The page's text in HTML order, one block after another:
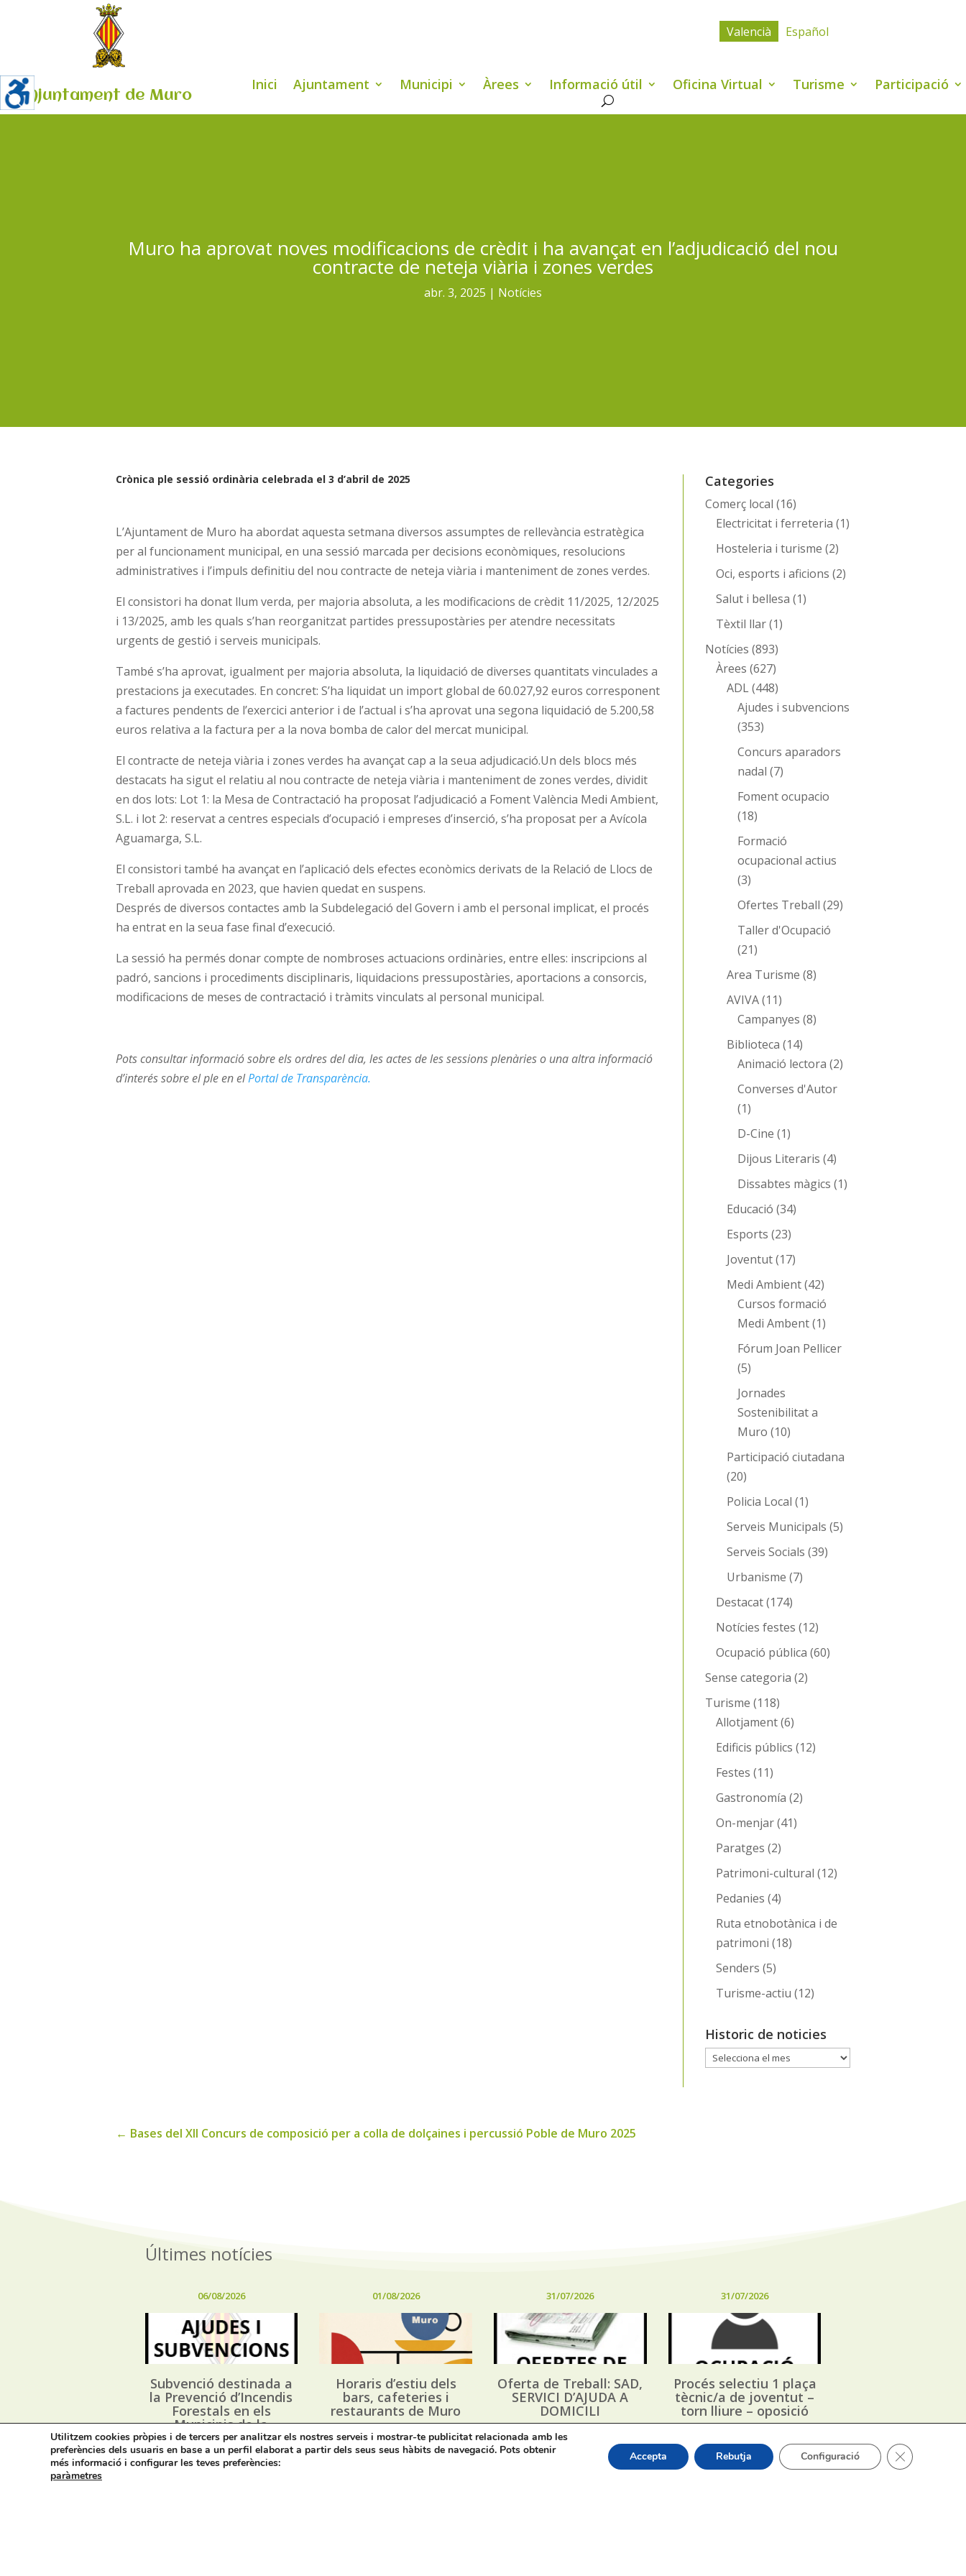
Ajuntament de Muro
Valencià Español
Inici Ajuntament Municipi Àrees Informació útil Oficina Virtual Turisme Participació
Muro ha aprovat noves modificacions de crèdit i ha avançat en l’adjudicació del nou
contracte de neteja viària i zones verdes
abr. 3, 2025 Notícies
Crònica ple sessió ordinària celebrada el 3 d’abril de 2025
L’Ajuntament de Muro ha abordat aquesta setmana diversos assumptes de rellevància estratègica
per al funcionament municipal, en una sessió marcada per decisions econòmiques, resolucions
administratives i l’impuls definitiu del nou contracte de neteja viària i manteniment de zones verdes.
El consistori ha donat llum verda, per majoria absoluta, a les modificacions de crèdit 11/2025, 12/2025
i 13/2025, amb les quals s’han reorganitzat partides pressupostàries per atendre necessitats
urgents de gestió i serveis municipals.
També s’ha aprovat, igualment per majoria absoluta, la liquidació de diverses quantitats vinculades a
prestacions ja executades. En concret: S’ha liquidat un import global de 60.027,92 euros corresponent
a factures pendents de l’exercici anterior i de l’actual i s’ha aprovat una segona liquidació de 5.200,58
euros relativa a la factura per a la nova bomba de calor del mercat municipal.
El contracte de neteja viària i zones verdes ha avançat cap a la seua adjudicació.Un dels blocs més
destacats ha sigut el relatiu al nou contracte de neteja viària i manteniment de zones verdes, dividit
en dos lots: Lot 1: la Mesa de Contractació ha proposat l’adjudicació a Foment València Medi Ambient,
S.L. i lot 2: reservat a centres especials d’ocupació i empreses d’inserció, s’ha proposat per a Avícola
Aguamarga, S.L.
El consistori també ha avançat en l’aplicació dels efectes econòmics derivats de la Relació de Llocs de
Treball aprovada en 2023, que havien quedat en suspens.
Després de diversos contactes amb la Subdelegació del Govern i amb el personal implicat, el procés
ha entrat en la seua fase final d’execució.
La sessió ha permés donar compte de nombroses actuacions ordinàries, entre elles: inscripcions al
padró, sancions i procediments disciplinaris, liquidacions pressupostàries, aportacions a consorcis,
modificacions de meses de contractació i tràmits vinculats al personal municipal.
Pots consultar informació sobre els ordres del dia, les actes de les sessions plenàries o una altra informació
d’interés sobre el ple en elPortal de Transparència.
Categories
Comerç local (16)
Electricitat i ferreteria (1)
Hosteleria i turisme (2)
Oci, esports i aficions (2)
Salut i bellesa (1)
Tèxtil llar(1)
Notícies (893)
Àrees (627)
ADL(448)
Ajudes i subvencions
(353)
Concurs aparadors
nadal (7)
Foment ocupacio
(18)
Formació
ocupacional actius
(3)
Ofertes Treball (29)
Taller d'Ocupació
(21)
Area Turisme (8)
AVIVA(11)
Campanyes (8)
Biblioteca (14)
Animació lectora (2)
Converses d'Autor
(1)
D-Cine (1)
Dijous Literaris (4)
Dissabtes màgics (1)
Educació (34)
Esports (23)
Joventut(17)
Medi Ambient(42)
Cursos formació
Medi Ambent(1)
Fórum Joan Pellicer
(5)
Jornades
Sostenibilitat a
Muro (10)
Participació ciutadana
(20)
Policia Local (1)
Serveis Municipals (5)
Serveis Socials (39)
Urbanisme (7)
Destacat(174)
Notícies festes (12)
Ocupació pública (60)
Sense categoria (2)
Turisme (118)
Allotjament(6)
Edificis públics (12)
Festes (11)
Gastronomía (2)
On-menjar(41)
Paratges (2)
Patrimoni-cultural (12)
Pedanies (4)
Ruta etnobotànica i de
patrimoni (18)
Senders (5)
Turisme-actiu (12)
Historic de noticies
Historic
← Bases del XII Concurs de composició per a colla de dolçaines i percussió Poble de Muro 2025
Últimes notícies
06/08/2026
Subvenció destinada a
la Prevenció d’Incendis
Forestals en els
Municipis de la
Província d’Alacant, i
execució dels Plans
Locals de Prevenció
01/08/2026
Horaris d’estiu dels
bars, cafeteries i
restaurants de Muro
31/07/2026
Oferta de Treball: SAD,
SERVICI D’AJUDA A
DOMICILI
31/07/2026
Procés selectiu 1 plaça
tècnic/a de joventut –
torn lliure – oposició
Utilitzem cookies pròpies i de tercers per analitzar els nostres serveis i mostrar-te publicitat relacionada amb les
preferències dels usuaris en base a un perfil elaborat a partir dels seus seus hàbits de navegació. Pots obtenir
més informació i configurar les teves preferències:
paràmetres
Accepta Rebutja Configuració Tanca el